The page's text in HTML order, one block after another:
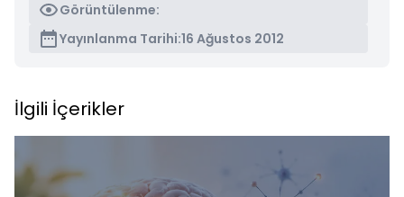
Görüntülenme:
Yayınlanma Tarihi:16 Ağustos 2012
İlgili İçerikler